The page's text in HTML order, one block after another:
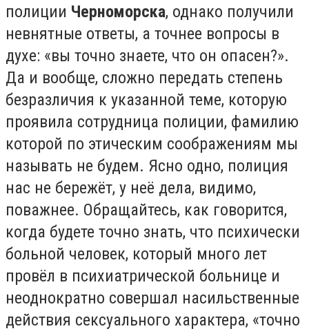
полиции Черноморска, однако получили
невнятные ответы, а точнее вопросы в
духе: «вы точно знаете, что он опасен?».
Да и вообще, сложно передать степень
безразличия к указанной теме, которую
проявила сотрудница полиции, фамилию
которой по этическим соображениям мы
называть не будем. Ясно одно, полиция
нас не бережёт, у неё дела, видимо,
поважнее. Обращайтесь, как говорится,
когда будете точно знать, что психически
больной человек, который много лет
провёл в психиатрической больнице и
неоднократно совершал насильственные
действия сексуального характера, «точно